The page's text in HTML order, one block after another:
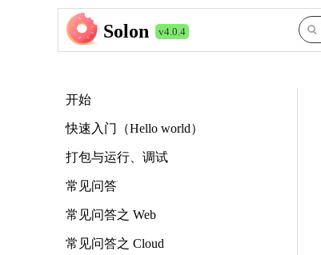
Solon v4.0.4
开始
快速入门（Hello world）
打包与运行、调试
常见问答
常见问答之 Web
常见问答之 Cloud